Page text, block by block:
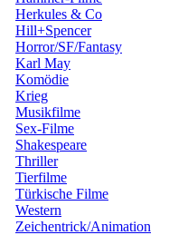
Herkules & Co
Hill+Spencer
Horror/SF/Fantasy
Karl May
Komödie
Krieg
Musikfilme
Sex-Filme
Shakespeare
Thriller
Tierfilme
Türkische Filme
Western
Zeichentrick/Animation